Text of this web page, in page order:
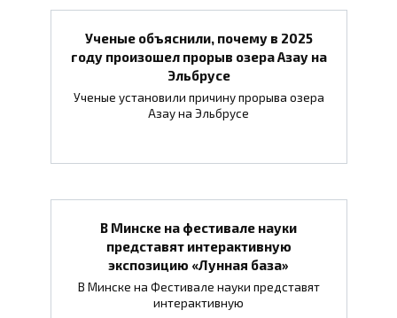
Ученые объяснили, почему в 2025
году произошел прорыв озера Азау на
Эльбрусе
Ученые установили причину прорыва озера
Азау на Эльбрусе
В Минске на фестивале науки
представят интерактивную
экспозицию «Лунная база»
В Минске на Фестивале науки представят
интерактивную